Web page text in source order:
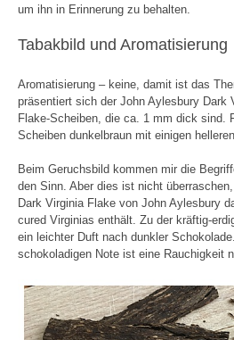
um ihn in Erinnerung zu behalten.
Tabakbild und Aromatisierung
Aromatisierung – keine, damit ist das
präsentiert sich der John Aylesbury Dark
Flake-Scheiben, die ca. 1 mm dick sind.
Scheiben dunkelbraun mit einigen
Beim Geruchsbild kommen mir die
den Sinn. Aber dies ist nicht
Dark Virginia Flake von John Aylesbury
cured Virginias enthält. Zu der kräftig-
ein leichter Duft nach dunkler
schokoladigen Note ist eine Rauchigkeit